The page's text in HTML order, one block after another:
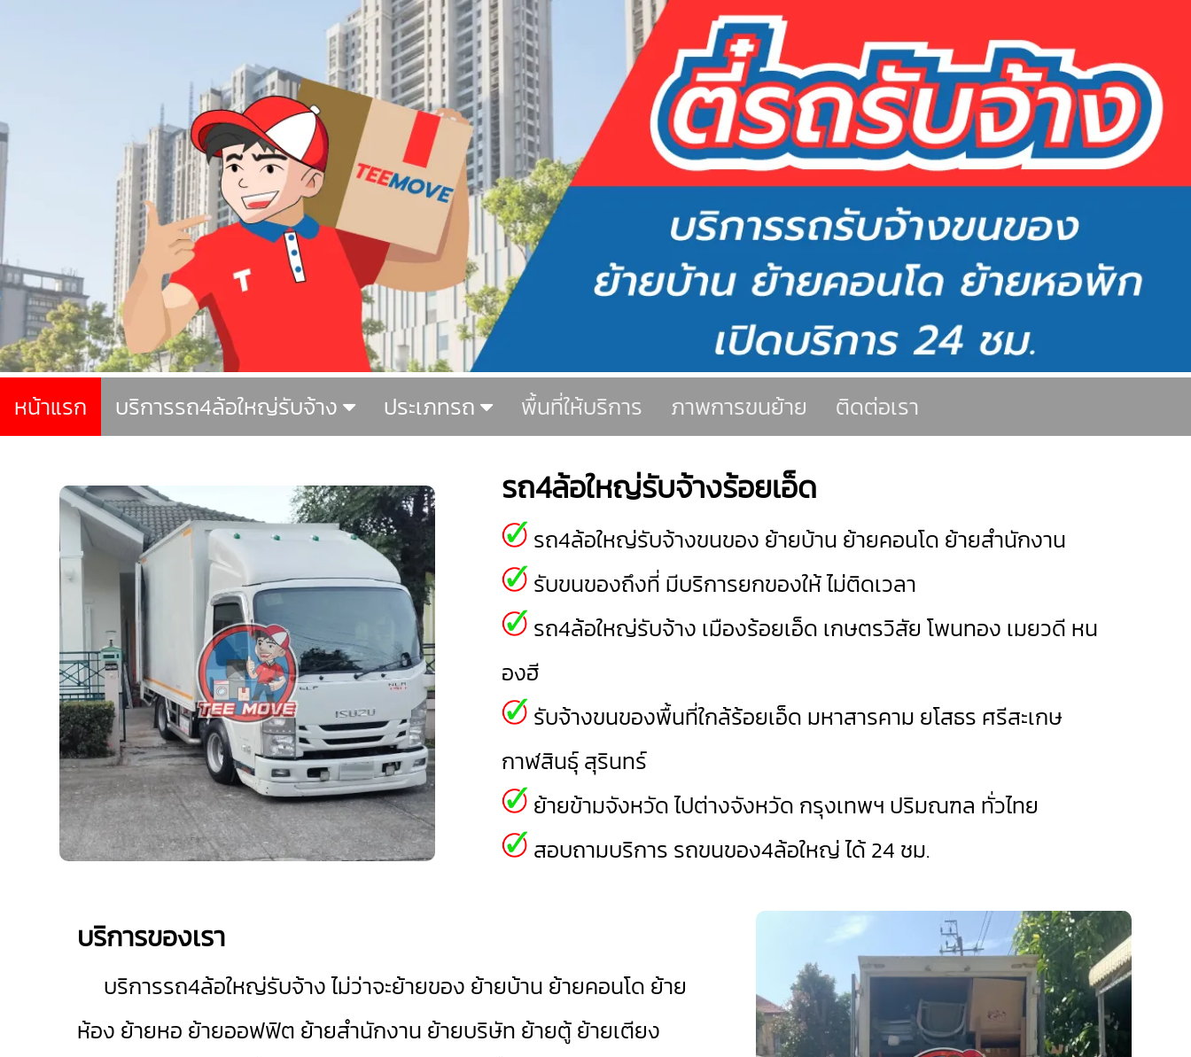
หน้าแรก บริการรถ4ล้อใหญ่รับจ้าง ประเภทรถ พื้นที่ให้บริการ ภาพการขนย้าย ติดต่อเรา
รถ4ล้อใหญ่รับจ้างร้อยเอ็ด
รถ4ล้อใหญ่รับจ้างขนของ ย้ายบ้าน ย้ายคอนโด ย้ายสำนักงาน
รับขนของถึงที่ มีบริการยกของให้ ไม่ติดเวลา
รถ4ล้อใหญ่รับจ้าง เมืองร้อยเอ็ด เกษตรวิสัย โพนทอง เมยวดี หน
องฮี
รับจ้างขนของพื้นที่ใกล้ร้อยเอ็ด มหาสารคาม ยโสธร ศรีสะเกษ
กาฬสินธุ์สุรินทร์
ย้ายข้ามจังหวัด ไปต่างจังหวัด กรุงเทพฯ ปริมณฑล ทั่วไทย
สอบถามบริการ รถขนของ4ล้อใหญ่ ได้ 24 ชม.
บริการของเรา
บริการรถ4ล้อใหญ่รับจ้าง ไม่ว่าจะย้ายของ ย้ายบ้าน ย้ายคอนโด ย้าย
ห้อง ย้ายหอ ย้ายออฟฟิต ย้ายสำนักงาน ย้ายบริษัท ย้ายตู้ ย้ายเตียง